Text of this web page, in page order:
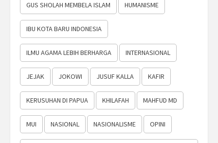
GUS SHOLAH MEMBELA ISLAM HUMANISME
IBU KOTA BARU INDONESIA
ILMU AGAMA LEBIH BERHARGA INTERNASIONAL
JEJAK JOKOWI JUSUF KALLA KAFIR
KERUSUHAN DI PAPUA KHILAFAH MAHFUD MD
MUI NASIONAL NASIONALISME OPINI